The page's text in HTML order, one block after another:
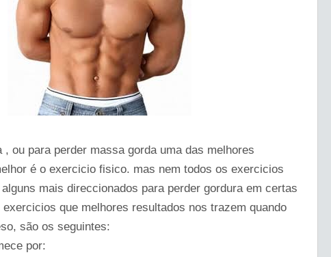
, ou para perder massa gorda uma das melhores
é o exercicio fisico. mas nem todos os exercicios
mais direccionados para perder gordura em certas
que melhores resultados nos trazem quando
são os seguintes:
por: